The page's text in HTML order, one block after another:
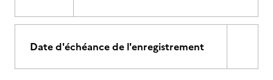
Date d'échéance de l'enregistrement